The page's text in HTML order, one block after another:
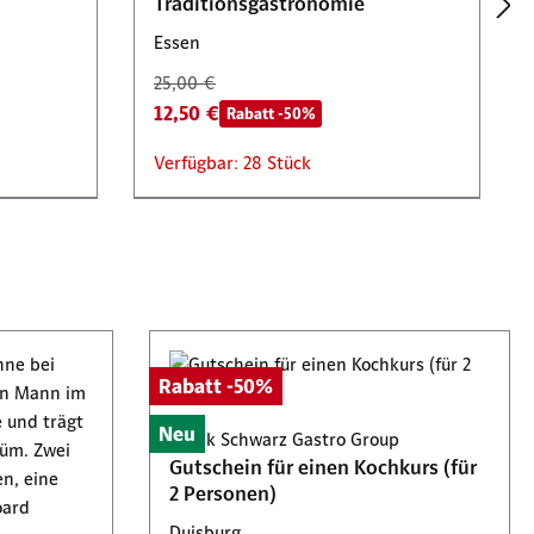
Essen
25,00 €
12,50 € Rabatt -50%
Verfügbar: 28 Stück
26.
House of Magic Betriebsgesellschaft
mbH
2 Slot-Tickets für die magische
Experimentenausstellung
Oberhausen
71,90 €
Rabatt -50%
Neu
Frank Schwarz Gastro Group
Gutschein für einen Kochkurs (für
2 Personen)